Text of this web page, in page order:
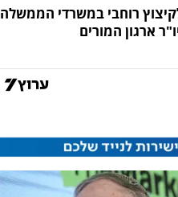
רוחבי במשרדי הממשלה
ארגון המורים